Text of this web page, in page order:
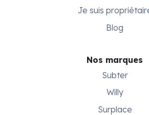
Je suis
Blog
Nos marques
Subter
Willy
Surplace